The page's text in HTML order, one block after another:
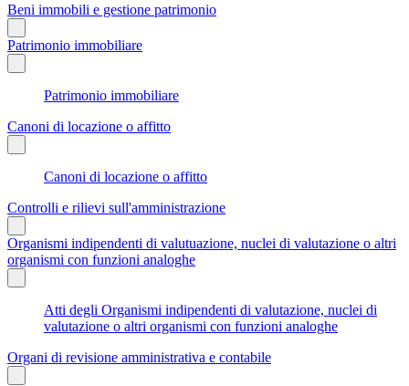
Beni immobili e gestione patrimonio
Patrimonio immobiliare
Patrimonio immobiliare
Canoni di locazione o affitto
Canoni di locazione o affitto
Controlli e rilievi sull'amministrazione
Organismi indipendenti di valutuazione, nuclei di valutazione o altri
organismi con funzioni analoghe
Atti degli Organismi indipendenti di valutazione, nuclei di
valutazione o altri organismi con funzioni analoghe
Organi di revisione amministrativa e contabile